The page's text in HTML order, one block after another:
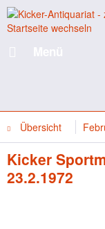
Übersicht
Kicker
23.2.1972